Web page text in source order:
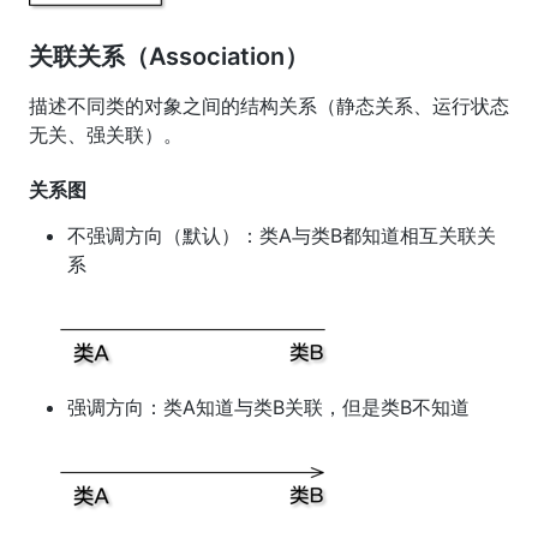
关联关系（Association）
描述不同类的对象之间的结构关系（静态关系、运行状态
无关、强关联）。
关系图
不强调方向（默认）：类A与类B都知道相互关联关
系
强调方向：类A知道与类B关联，但是类B不知道